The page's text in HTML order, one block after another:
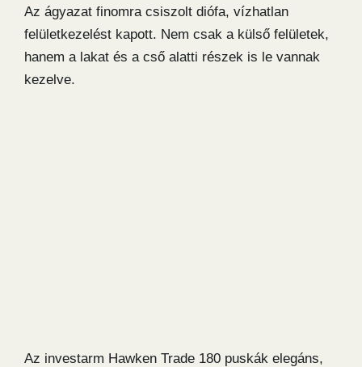
Az ágyazat finomra csiszolt diófa, vízhatlan
felületkezelést kapott. Nem csak a külső felületek,
hanem a lakat és a cső alatti részek is le vannak
kezelve.
Az investarm Hawken Trade 180 puskák elegáns,